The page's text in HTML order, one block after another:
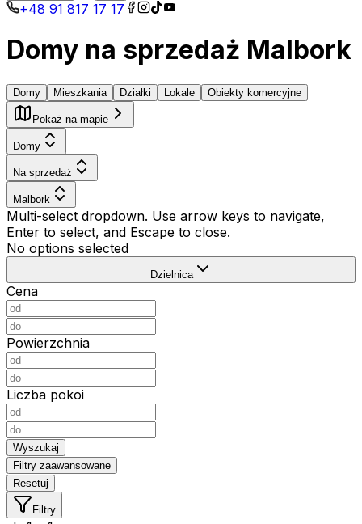
+48 91 817 17 17
Domy na sprzedaż Malbork
Domy Mieszkania Działki Lokale Obiekty komercyjne
Pokaż na mapie
Domy
Na sprzedaż
Malbork
Multi-select dropdown. Use arrow keys to navigate,
Enter to select, and Escape to close.
No options selected
Dzielnica
Cena
Powierzchnia
Liczba pokoi
Wyszukaj
Filtry zaawansowane
Resetuj
Filtry